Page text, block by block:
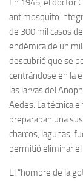
En 1945, el doctor
antimosquito
de 300 mil casos
endémica de un
descubrió que se
centrándose en la
las larvas del
Aedes. La técnica
preparaban una
charcos, lagunas,
permitió eliminar
El “hombre de la